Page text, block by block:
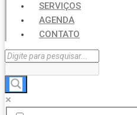
SERVIÇOS
AGENDA
CONTATO